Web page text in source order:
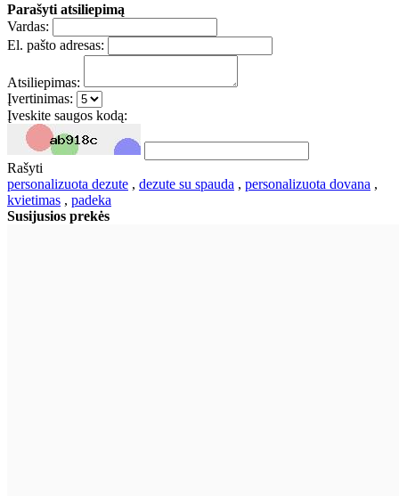
Parašyti atsiliepimą
Vardas:
El. pašto adresas:
Atsiliepimas:
Įvertinimas:
Įveskite saugos kodą:
Rašyti
personalizuota dezute , dezute su spauda , personalizuota dovana ,
kvietimas , padeka
Susijusios prekės